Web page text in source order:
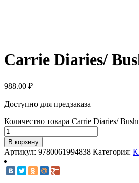
Carrie Diaries/
988.00 ₽
Доступно для предзаказа
Количество товара Carrie Diaries/
В корзину
Артикул: 9780061994838 Категория: